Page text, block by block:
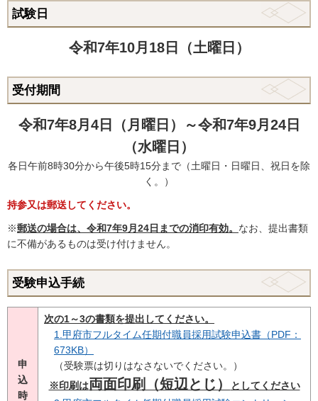
試験日
令和7年10月18日（土曜日）
受付期間
令和7年8月4日（月曜日）～令和7年9月24日
（水曜日）
各日午前8時30分から午後5時15分まで（土曜日・日曜日、祝日を除
く。）
持参又は郵送してください。
※郵送の場合は、令和7年9月24日までの消印有効。 なお、提出書類
に不備があるものは受け付けません。
受験申込手続
申
込
時
次の1～3の書類を提出してください。
1.甲府市フルタイム任期付職員採用試験申込書（PDF：
673KB）
（受験票は切りはなさないでください。）
※印刷は両面印刷（短辺とじ）
としてください